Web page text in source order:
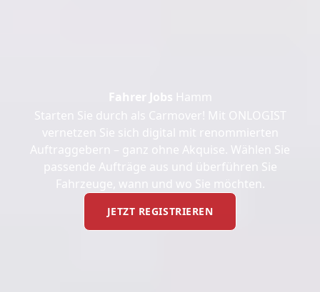
Fahrer Jobs Hamm
Starten Sie durch als Carmover! Mit ONLOGIST
vernetzen Sie sich digital mit renommierten
Auftraggebern – ganz ohne Akquise. Wählen Sie
passende Aufträge aus und überführen Sie
Fahrzeuge, wann und wo Sie möchten.
JETZT REGISTRIEREN